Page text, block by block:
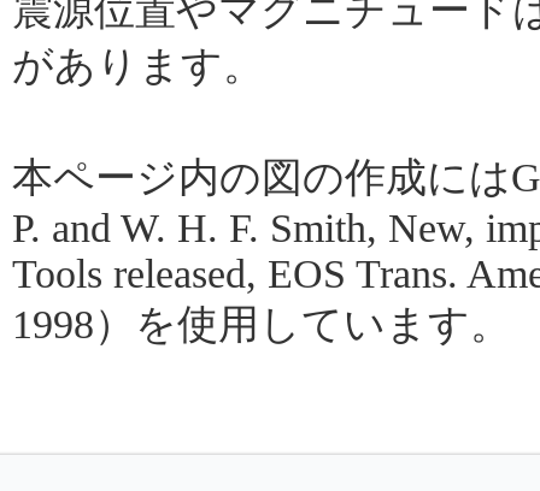
震源位置やマグニチュード
があります。
本ページ内の図の作成には
P. and W. H. F. Smith, New,
Tools released, EOS Trans.
1998）を使用しています。